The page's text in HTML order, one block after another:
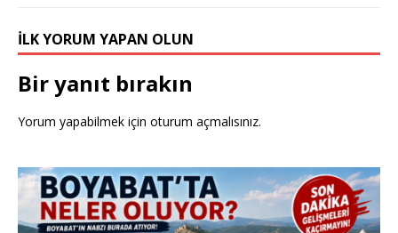
İLK YORUM YAPAN OLUN
Bir yanıt bırakın
Yorum yapabilmek için oturum açmalısınız.